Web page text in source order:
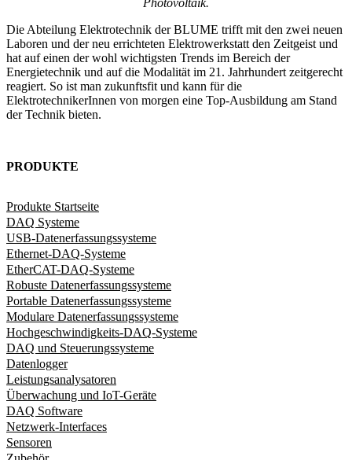
Photovoltaik.
Die Abteilung Elektrotechnik der BLUME trifft mit den zwei neuen
Laboren und der neu errichteten Elektrowerkstatt den Zeitgeist und
hat auf einen der wohl wichtigsten Trends im Bereich der
Energietechnik und auf die Modalität im 21. Jahrhundert zeitgerecht
reagiert. So ist man zukunftsfit und kann für die
ElektrotechnikerInnen von morgen eine Top-Ausbildung am Stand
der Technik bieten.
PRODUKTE
Produkte Startseite
DAQ Systeme
USB-Datenerfassungssysteme
Ethernet-DAQ-Systeme
EtherCAT-DAQ-Systeme
Robuste Datenerfassungssysteme
Portable Datenerfassungssysteme
Modulare Datenerfassungssysteme
Hochgeschwindigkeits-DAQ-Systeme
DAQ und Steuerungssysteme
Datenlogger
Leistungsanalysatoren
Überwachung und IoT-Geräte
DAQ Software
Netzwerk-Interfaces
Sensoren